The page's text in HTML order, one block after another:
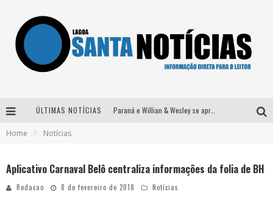
ÚLTIMAS NOTÍCIAS Paraná e Willian & Wesley se apresentam no Carretão Trevo Contagem nesta sexta-feira
Home Notícias
Aplicativo Carnaval Belô centraliza informações da folia de BH
Redacao 8 de fevereiro de 2018 Notícias